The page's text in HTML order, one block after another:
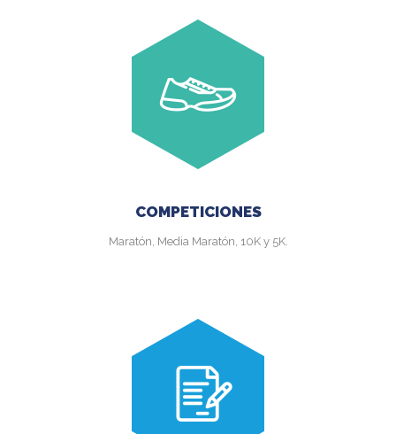
COMPETICIONES
Maratón, Media Maratón, 10K y 5K.